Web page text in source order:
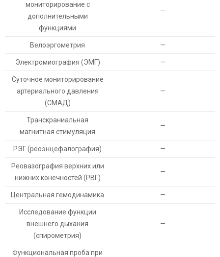
мониторирование с
дополнительными
функциями
—
Велоэргометрия —
Электромиография (ЭМГ) —
Суточное мониторирование
артериального давления
(СМАД)
—
Транскраниальная
магнитная стимуляция
—
РЭГ (реоэнцефалография) —
Реовазография верхних или
нижних конечностей (РВГ)
—
Центральная гемодинамика —
Исследование функции
внешнего дыхания
(спирометрия)
—
Функциональная проба при